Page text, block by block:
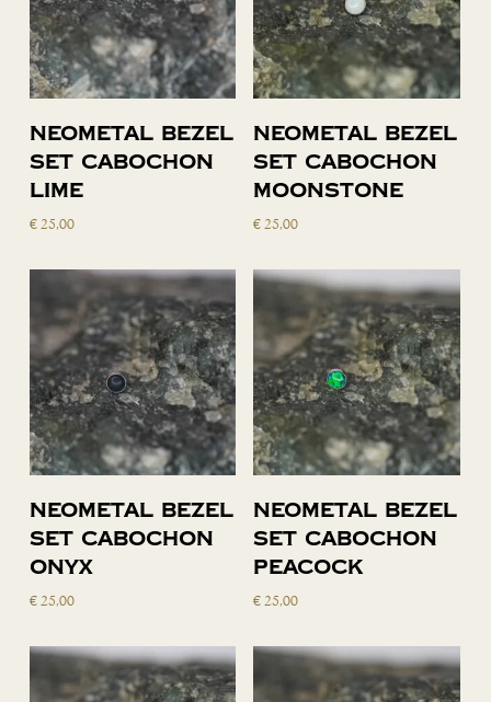
Toevoegen
aan
winkelwagen
Neometal bezel
set cabochon
lime
€25,00
Toevoegen
aan
winkelwagen
Neometal bezel
set cabochon
moonstone
€25,00
Toevoegen
aan
winkelwagen
Neometal bezel
set cabochon
onyx
€25,00
Toevoegen
aan
winkelwagen
Neometal bezel
set cabochon
peacock
€25,00